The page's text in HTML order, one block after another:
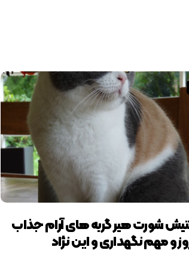
شورت هیر گربه های آرام جذاب
و مهم نگهداری و این نژاد